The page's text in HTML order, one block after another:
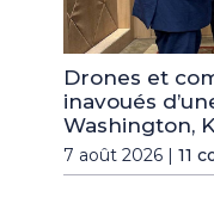
Drones et
inavoués
Washington,
7 août 2026 | 11